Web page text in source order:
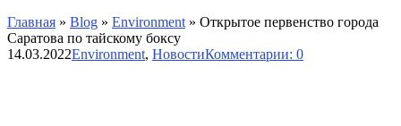
Главная » Blog » Environment » Открытое первенство города
Саратова по тайскому боксу
14.03.2022Environment, НовостиКомментарии: 0